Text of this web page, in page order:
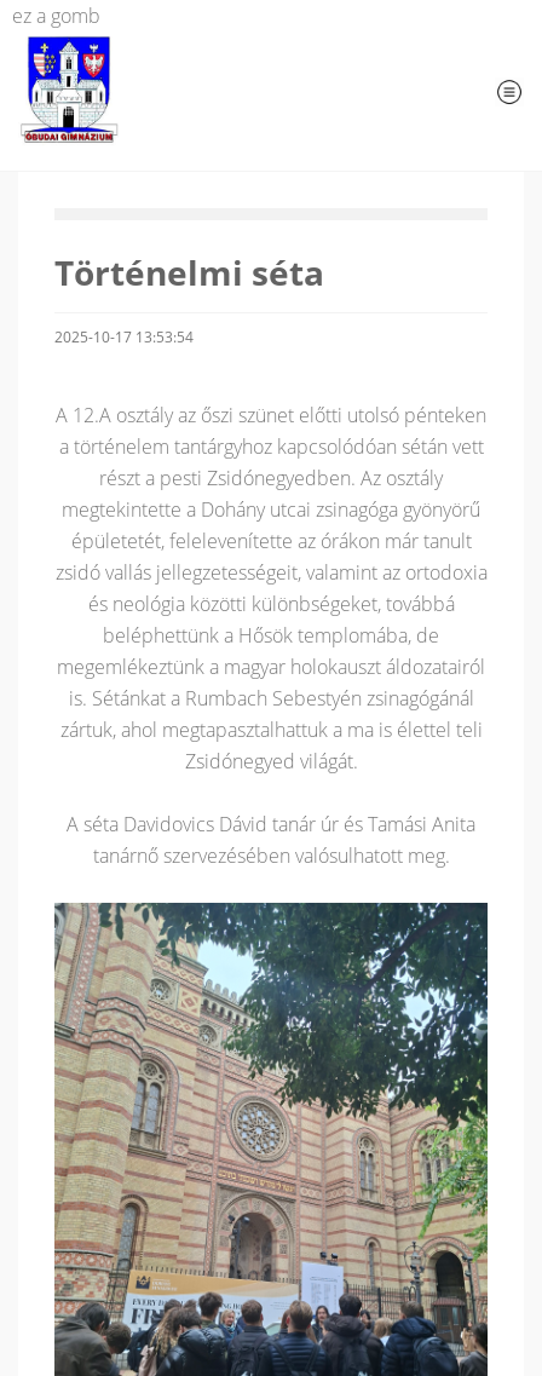
ez a gomb
Történelmi séta
2025-10-17 13:53:54
A 12.A osztály az őszi szünet előtti utolsó pénteken
a történelem tantárgyhoz kapcsolódóan sétán vett
részt a pesti Zsidónegyedben. Az osztály
megtekintette a Dohány utcai zsinagóga gyönyörű
épületetét, felelevenítette az órákon már tanult
zsidó vallás jellegzetességeit, valamint az ortodoxia
és neológia közötti különbségeket, továbbá
beléphettünk a Hősök templomába, de
megemlékeztünk a magyar holokauszt áldozatairól
is. Sétánkat a Rumbach Sebestyén zsinagógánál
zártuk, ahol megtapasztalhattuk a ma is élettel teli
Zsidónegyed világát.
A séta Davidovics Dávid tanár úr és Tamási Anita
tanárnő szervezésében valósulhatott meg.